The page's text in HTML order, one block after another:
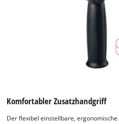
Komfortabler Zusatzhandgriff
Der flexibel einstellbare,